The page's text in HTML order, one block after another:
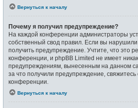
Вернуться к началу
Почему я получил предупреждение?
На каждой конференции администраторы
собственный свод правил. Если вы
получить предупреждение. Учтите, что это
конференции, и phpBB Limited не имеет
предупреждениям, вынесенным на данном
за что получили предупреждение,
конференции.
Вернуться к началу